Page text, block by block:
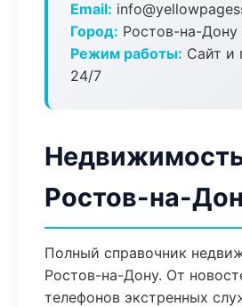
Email:
Город: Ростов-на-Дону
Режим работы: Сайт и
24/7
Ростов-на-
Полный справочник
Ростов-на-Дону. От
телефонов экстренных